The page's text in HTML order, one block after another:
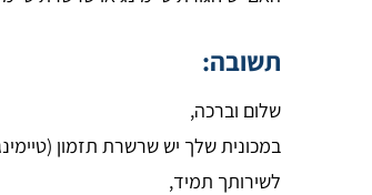
תשובה:
שלום וברכה,
במכונית שלך יש שרשרת תזמון
לשירותך תמיד,